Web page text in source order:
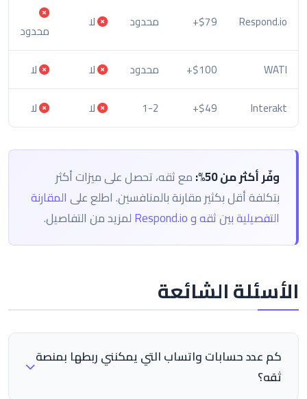
Respond.io
$79+ محدود لا
محدود
WATI
$100+ محدود لا
لا
Interakt
$49+
1-2 لا لا
وفّر أكثر من 50%:
مع ثقه، تحصل على ميزات أكثر
بتكلفة أقل بكثير مقارنة بالمنافسين. اطلع علىالمقارنة
التفصيلية بين ثقه و Respond.io
لمزيد من التفاصيل.
الأسئلة الشائعة
كم عدد حسابات واتساب التي يمكنني ربطها بمنصة
ثقه؟